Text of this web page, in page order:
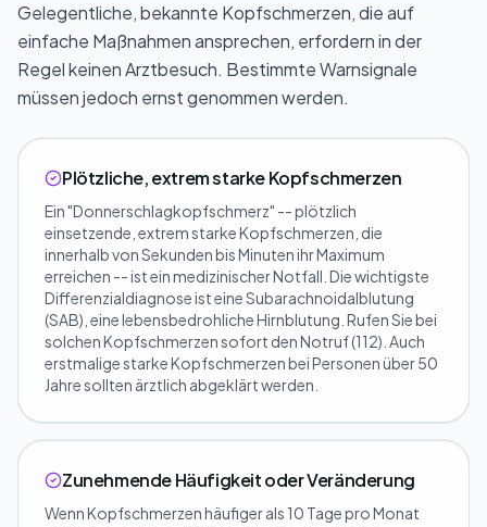
Gelegentliche, bekannte Kopfschmerzen, die auf
einfache Maßnahmen ansprechen, erfordern in der
Regel keinen Arztbesuch. Bestimmte Warnsignale
müssen jedoch ernst genommen werden.
Plötzliche, extrem starke Kopfschmerzen
Ein "Donnerschlagkopfschmerz" -- plötzlich
einsetzende, extrem starke Kopfschmerzen, die
innerhalb von Sekunden bis Minuten ihr Maximum
erreichen -- ist ein medizinischer Notfall. Die wichtigste
Differenzialdiagnose ist eine Subarachnoidalblutung
(SAB), eine lebensbedrohliche Hirnblutung. Rufen Sie bei
solchen Kopfschmerzen sofort den Notruf (112). Auch
erstmalige starke Kopfschmerzen bei Personen über 50
Jahre sollten ärztlich abgeklärt werden.
Zunehmende Häufigkeit oder Veränderung
Wenn Kopfschmerzen häufiger als 10 Tage pro Monat